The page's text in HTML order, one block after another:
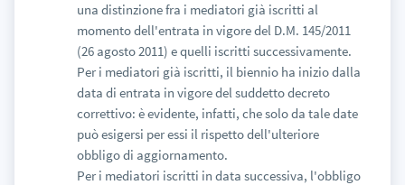
una distinzione fra i mediatori già iscritti al
momento dell'entrata in vigore del D.M. 145/2011
(26 agosto 2011) e quelli iscritti successivamente.
Per i mediatori già iscritti, il biennio ha inizio dalla
data di entrata in vigore del suddetto decreto
correttivo: è evidente, infatti, che solo da tale date
può esigersi per essi il rispetto dell'ulteriore
obbligo di aggiornamento.
Per i mediatori iscritti in data successiva, l'obbligo